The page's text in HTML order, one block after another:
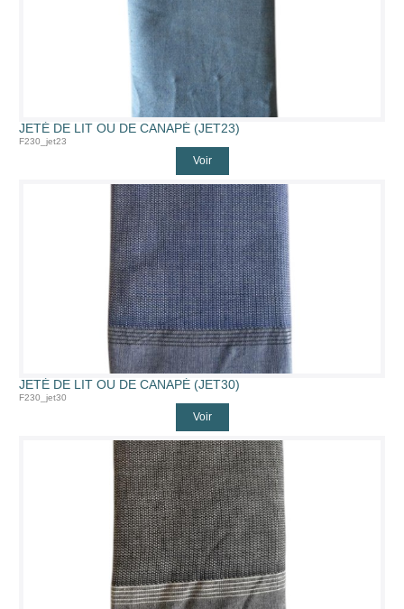
JETÉ DE LIT OU DE CANAPÉ (JET23)
F230_jet23
Voir
JETÉ DE LIT OU DE CANAPÉ (JET30)
F230_jet30
Voir